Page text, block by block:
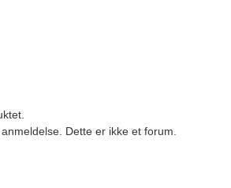
Dette er ikke et forum.